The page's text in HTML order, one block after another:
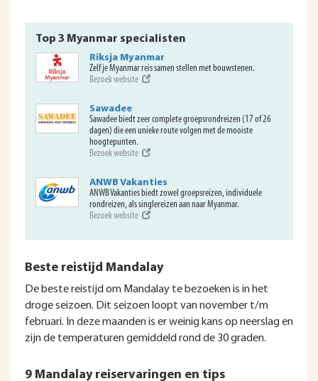
Top 3 Myanmar specialisten
Riksja Myanmar
Zelf je Myanmar reis samen stellen met bouwstenen.
Bezoek website
Sawadee
Sawadee biedt zeer complete groepsrondreizen (17 of 26
dagen) die een unieke route volgen met de mooiste
hoogtepunten.
Bezoek website
ANWB Vakanties
ANWB Vakanties biedt zowel groepsreizen, individuele
rondreizen, als singlereizen aan naar Myanmar.
Bezoek website
Beste reistijd Mandalay
De beste reistijd om Mandalay te bezoeken is in het
droge seizoen. Dit seizoen loopt van november t/m
februari. In deze maanden is er weinig kans op neerslag en
zijn de temperaturen gemiddeld rond de 30 graden.
9 Mandalay reiservaringen en tips